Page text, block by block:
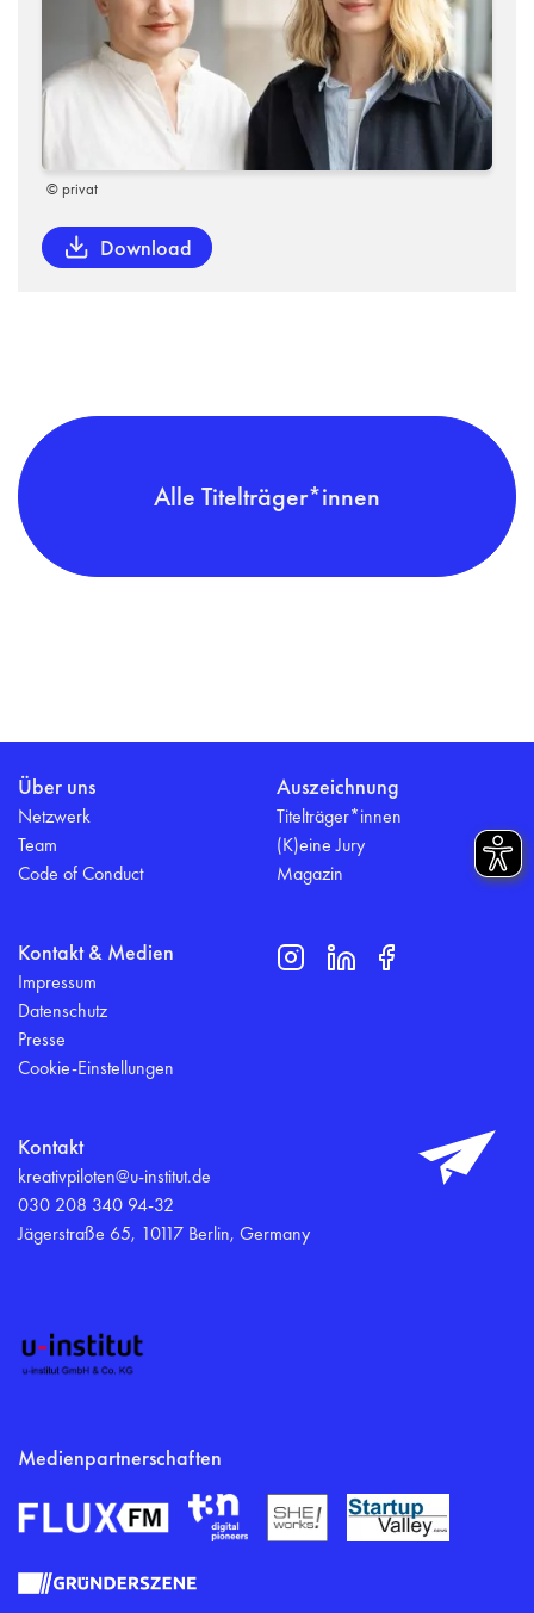
© privat
Download
Alle Titelträger*innen
Über uns
Netzwerk
Team
Code of Conduct
Auszeichnung
Titelträger*innen
(K)eine Jury
Magazin
Kontakt & Medien
Impressum
Datenschutz
Presse
Cookie-Einstellungen
Kontakt
kreativpiloten@u-institut.de
030 208 340 94-32
Jägerstraße 65, 10117 Berlin, Germany
Medienpartnerschaften